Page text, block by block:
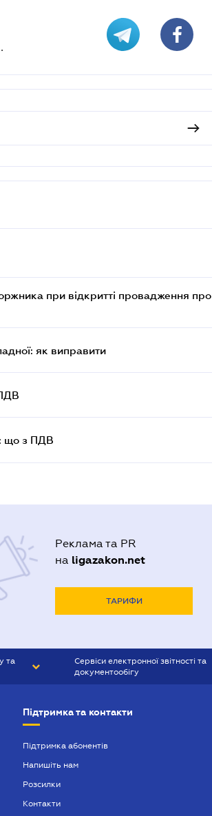
при відкритті провадження про
як виправити
що з ПДВ
Реклама та PR
на ligazakon.net
ТАРИФИ
та
Сервіси електронної звітності та
документообігу
Підтримка та контакти
Підтримка абонентів
Напишіть нам
Розсилки
Контакти